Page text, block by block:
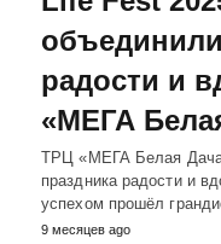
радости и
«МЕГА
ТРЦ «МЕГА Белая
праздника радости и
успехом прошёл
9 месяцев ago